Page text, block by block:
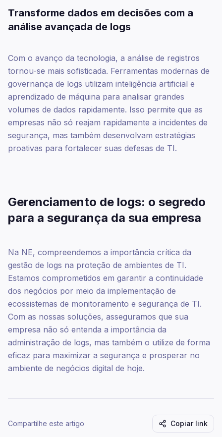
Transforme dados em decisões com a
análise avançada de logs
Com o avanço da tecnologia, a análise de registros
tornou-se mais sofisticada. Ferramentas modernas de
governança de logs utilizam inteligência artificial e
aprendizado de máquina para analisar grandes
volumes de dados rapidamente. Isso permite que as
empresas não só reajam rapidamente a incidentes de
segurança, mas também desenvolvam estratégias
proativas para fortalecer suas defesas de TI.
Gerenciamento de logs: o segredo
para a segurança da sua empresa
Na NE, compreendemos a importância crítica da
gestão de logs na proteção de ambientes de TI.
Estamos comprometidos em garantir a continuidade
dos negócios por meio da implementação de
ecossistemas de monitoramento e segurança de TI.
Com as nossas soluções, asseguramos que sua
empresa não só entenda a importância da
administração de logs, mas também o utilize de forma
eficaz para maximizar a segurança e prosperar no
ambiente de negócios digital de hoje.
Compartilhe este artigo Copiar link